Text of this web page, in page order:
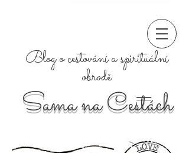
Sama na Cestách
Blog o cestování a spirituální
obrodě